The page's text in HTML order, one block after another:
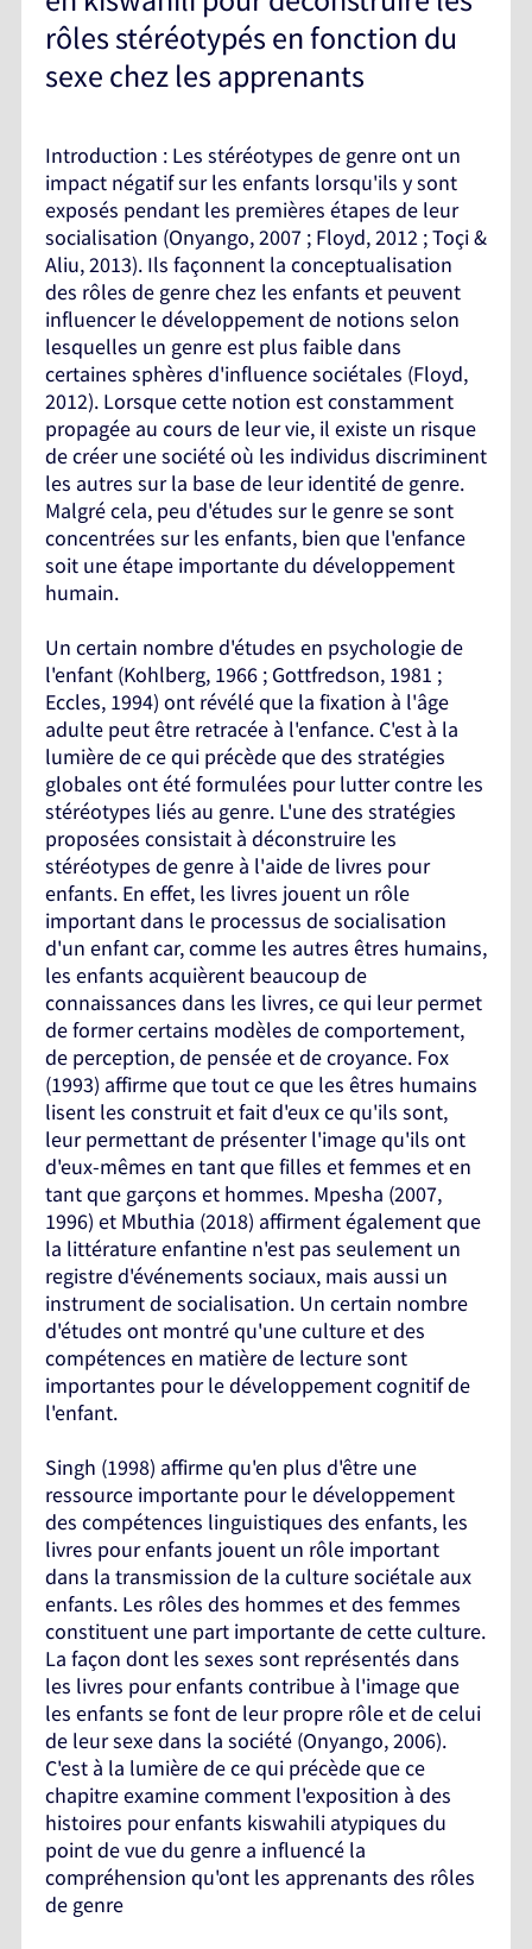
rôles stéréotypés en fonction du
sexe chez les apprenants
Introduction : Les stéréotypes de genre ont un
impact négatif sur les enfants lorsqu'ils y sont
exposés pendant les premières étapes de leur
socialisation (Onyango, 2007 ; Floyd, 2012 ; Toçi &
Aliu, 2013). Ils façonnent la conceptualisation
des rôles de genre chez les enfants et peuvent
influencer le développement de notions selon
lesquelles un genre est plus faible dans
certaines sphères d'influence sociétales (Floyd,
2012). Lorsque cette notion est constamment
propagée au cours de leur vie, il existe un risque
de créer une société où les individus discriminent
les autres sur la base de leur identité de genre.
Malgré cela, peu d'études sur le genre se sont
concentrées sur les enfants, bien que l'enfance
soit une étape importante du développement
humain.
Un certain nombre d'études en psychologie de
l'enfant (Kohlberg, 1966 ; Gottfredson, 1981 ;
Eccles, 1994) ont révélé que la fixation à l'âge
adulte peut être retracée à l'enfance. C'est à la
lumière de ce qui précède que des stratégies
globales ont été formulées pour lutter contre les
stéréotypes liés au genre. L'une des stratégies
proposées consistait à déconstruire les
stéréotypes de genre à l'aide de livres pour
enfants. En effet, les livres jouent un rôle
important dans le processus de socialisation
d'un enfant car, comme les autres êtres humains,
les enfants acquièrent beaucoup de
connaissances dans les livres, ce qui leur permet
de former certains modèles de comportement,
de perception, de pensée et de croyance. Fox
(1993) affirme que tout ce que les êtres humains
lisent les construit et fait d'eux ce qu'ils sont,
leur permettant de présenter l'image qu'ils ont
d'eux-mêmes en tant que filles et femmes et en
tant que garçons et hommes. Mpesha (2007,
1996) et Mbuthia (2018) affirment également que
la littérature enfantine n'est pas seulement un
registre d'événements sociaux, mais aussi un
instrument de socialisation. Un certain nombre
d'études ont montré qu'une culture et des
compétences en matière de lecture sont
importantes pour le développement cognitif de
l'enfant.
Singh (1998) affirme qu'en plus d'être une
ressource importante pour le développement
des compétences linguistiques des enfants, les
livres pour enfants jouent un rôle important
dans la transmission de la culture sociétale aux
enfants. Les rôles des hommes et des femmes
constituent une part importante de cette culture.
La façon dont les sexes sont représentés dans
les livres pour enfants contribue à l'image que
les enfants se font de leur propre rôle et de celui
de leur sexe dans la société (Onyango, 2006).
C'est à la lumière de ce qui précède que ce
chapitre examine comment l'exposition à des
histoires pour enfants kiswahili atypiques du
point de vue du genre a influencé la
compréhension qu'ont les apprenants des rôles
de genre